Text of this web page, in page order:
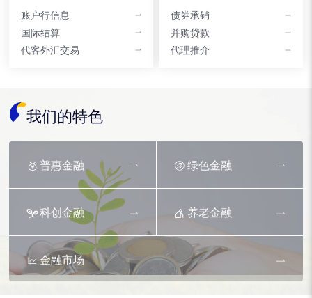
账户行信息
国际结算
代客外汇交易
债券承销
并购贷款
代理推介
我们的特色
普惠金融 绿色金融
科创金融 养老金融
金融市场